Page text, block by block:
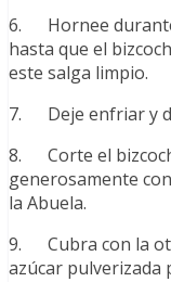
6. Hornee
hasta que el
este salga limpio.
7. Deje enfriar y
8. Corte el
generosamente
la Abuela.
9. Cubra con la
azúcar pulverizada